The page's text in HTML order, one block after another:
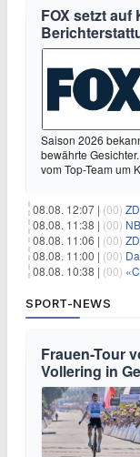
FOX setzt
Saison 2026
bewährte
vom Top-Team um
08.08. 12:07 | (00)
08.08. 11:38 | (00)
08.08. 11:06 | (00)
08.08. 11:00 | (00)
08.08. 10:38 | (00)
SPORT-NEWS
Frauen-Tour
Vollering in